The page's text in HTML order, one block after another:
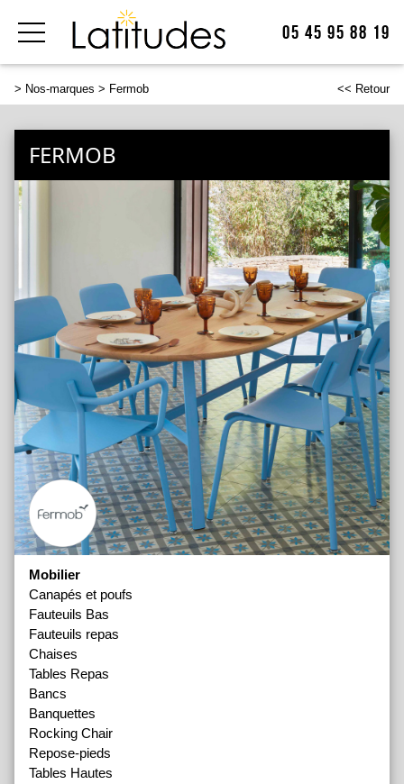
05 45 95 88 19
> Nos-marques > Fermob << Retour
FERMOB
Mobilier
Canapés et poufs
Fauteuils Bas
Fauteuils repas
Chaises
Tables Repas
Bancs
Banquettes
Rocking Chair
Repose-pieds
Tables Hautes